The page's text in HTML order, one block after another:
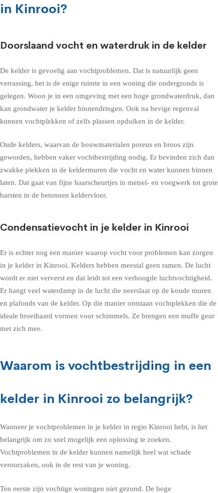
in Kinrooi?
Doorslaand vocht en waterdruk in de kelder
De kelder is gevoelig aan vochtproblemen. Dat is natuurlijk geen
verrassing, het is de enige ruimte in een woning die ondergronds is
gelegen. Woon je in een omgeving met een hoge grondwaterdruk, dan
kan grondwater je kelder binnendringen. Ook na hevige regenval
kunnen vochtplekken of zelfs plassen opduiken in de kelder.
Oude kelders, waarvan de bouwmaterialen poreus en broos zijn
geworden, hebben vaker vochtbestrijding nodig. Er bevinden zich dan
zwakke plekken in de keldermuren die vocht en water kunnen binnen
laten. Dat gaat van fijne haarscheurtjes in metsel- en voegwerk tot grote
barsten in de betonnen keldervloer.
Condensatievocht in je kelder in Kinrooi
Er is echter nog een manier waarop vocht voor problemen kan zorgen
in je kelder in Kinrooi. Kelders hebben meestal geen ramen. De lucht
wordt er niet ververst en dat leidt tot een verhoogde luchtvochtigheid.
Er hangt veel waterdamp in de lucht die neerslaat op de koude muren
en plafonds van de kelder. Op die manier ontstaan vochtplekken die de
ideale broeihaard vormen voor schimmels. Ze brengen een muffe geur
met zich mee.
Waarom is vochtbestrijding in een
kelder in Kinrooi zo belangrijk?
Wanneer je vochtproblemen in je kelder in regio Kinrooi hebt, is het
belangrijk om zo snel mogelijk een oplossing te zoeken.
Vochtproblemen in de kelder kunnen namelijk heel wat schade
veroorzaken, ook in de rest van je woning.
Ten eerste zijn vochtige woningen niet gezond. De hoge